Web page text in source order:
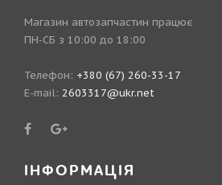
Магазин автозапчастин працює
ПН-СБ з 10:00 до 18:00
Телефон: +380 (67) 260-33-17
E-mail: 2603317@ukr.net
ІНФОРМАЦІЯ